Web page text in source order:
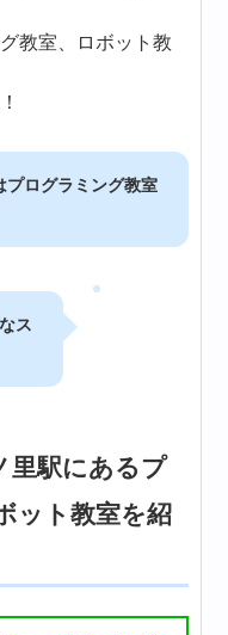
教室、ロボット教
プログラミング教室
ス
里駅にあるプ
ット教室を紹